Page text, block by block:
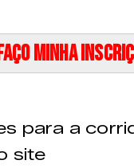
minha
para a
site